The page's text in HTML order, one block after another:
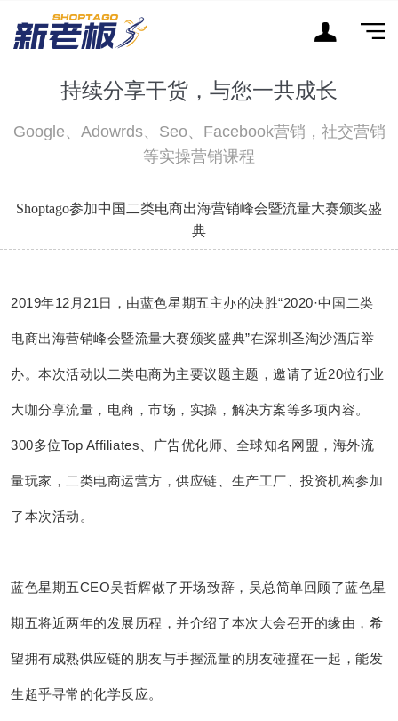
持续分享干货，与您一共成长
Google、Adowrds、Seo、Facebook营销，社交营销
等实操营销课程
Shoptago参加中国二类电商出海营销峰会暨流量大赛颁奖盛
典
2019年12月21日，由蓝色星期五主办的决胜“2020·中国二类
电商出海营销峰会暨流量大赛颁奖盛典”在深圳圣淘沙酒店举
办。本次活动以二类电商为主要议题主题，邀请了近20位行业
大咖分享流量，电商，市场，实操，解决方案等多项内容。
300多位Top Affiliates、广告优化师、全球知名网盟，海外流
量玩家，二类电商运营方，供应链、生产工厂、投资机构参加
了本次活动。
蓝色星期五CEO吴哲辉做了开场致辞，吴总简单回顾了蓝色星
期五将近两年的发展历程，并介绍了本次大会召开的缘由，希
望拥有成熟供应链的朋友与手握流量的朋友碰撞在一起，能发
生超乎寻常的化学反应。